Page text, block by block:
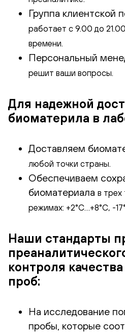
Группа клиентской
работает с 9.00 до
времени.
Персональный
решит ваши вопросы.
Для надежной
биоматерила в
Доставляем
любой точки страны.
Обеспечиваем
биоматериала в
режимах: +2°С…+8°С, -
Наши стандарты
контроля
проб:
На исследование
пробы, которые